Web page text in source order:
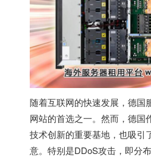
随着互联网的快速发展， 德国
网站的首选之一。然而，德国
技术创新的重要基地，也吸引
意。特别是DDoS攻击，即分